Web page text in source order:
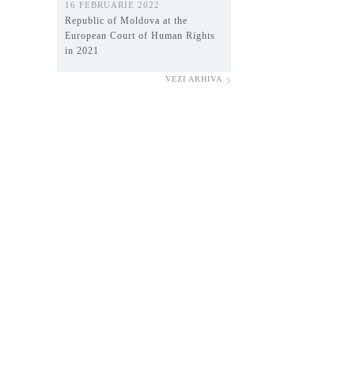
16 FEBRUARIE 2022
Republic of Moldova at the
European Court of Human Rights
in 2021
VEZI ARHIVA